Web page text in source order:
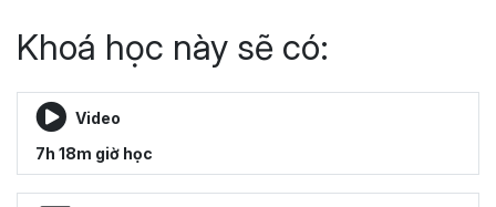
Khoá học này sẽ có:
Video
7h 18m giờ học